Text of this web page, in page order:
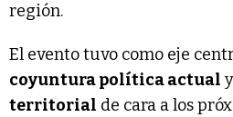
región.
El evento tuvo como eje
coyuntura política actual
territorial de cara a los